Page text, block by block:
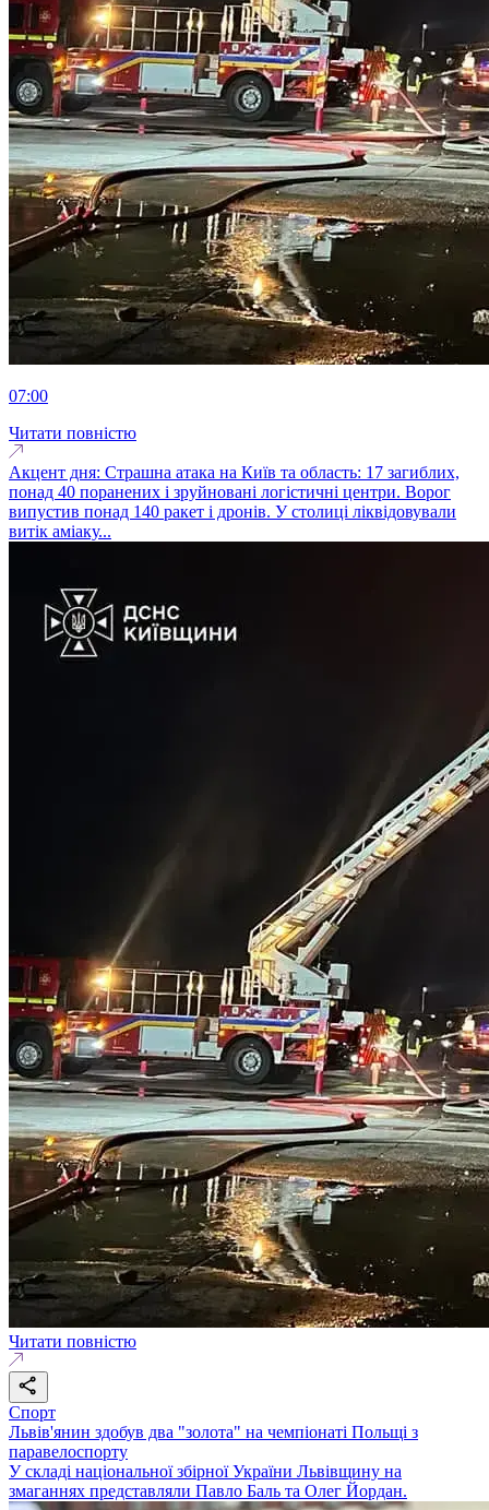
07:00
Читати повністю
Акцент дня: Страшна атака на Київ та область: 17 загиблих,
понад 40 поранених і зруйновані логістичні центри. Ворог
випустив понад 140 ракет і дронів. У столиці ліквідовували
витік аміаку...
Читати повністю
Спорт
Львів'янин здобув два "золота" на чемпіонаті Польщі з
паравелоспорту
У складі національної збірної України Львівщину на
змаганнях представляли Павло Баль та Олег Йордан.